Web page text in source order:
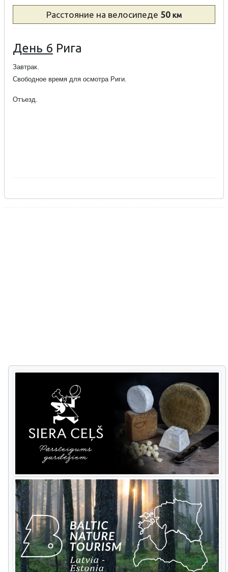
Расстояние на велосипеде 50 км
День 6 Ригa
Завтрак.
Свободное время для осмотра Риги.
Отъезд.